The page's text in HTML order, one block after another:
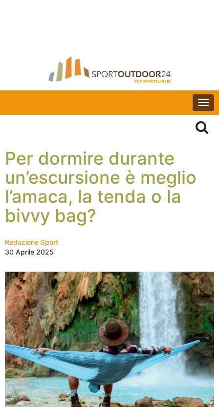
Per dormire durante
un’escursione è meglio
l’amaca, la tenda o la
bivvy bag?
Redazione Sport
30 Aprile 2025